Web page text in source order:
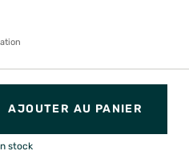
AJOUTER AU PANIER
stock